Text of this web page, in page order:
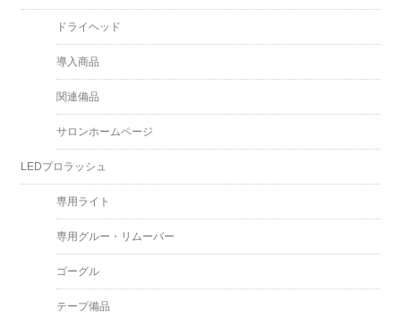
ドライヘッド
導入商品
関連備品
サロンホームページ
LEDプロラッシュ
専用ライト
専用グルー・リムーバー
ゴーグル
テープ備品